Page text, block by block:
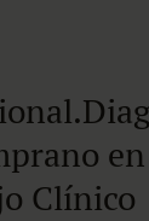
Clínico